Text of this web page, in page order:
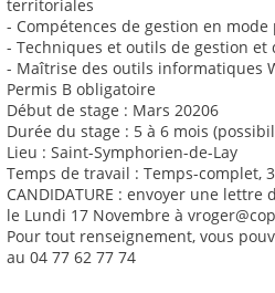
territoriales
- Compétences de gestion en mode
- Techniques et outils de gestion et
- Maîtrise des outils informatiques
Permis B obligatoire
Début de stage : Mars 20206
Durée du stage : 5 à 6 mois
Lieu : Saint-Symphorien-de-Lay
Temps de travail : Temps-complet,
CANDIDATURE : envoyer une
le Lundi 17 Novembre à
Pour tout renseignement, vous
au 04 77 62 77 74